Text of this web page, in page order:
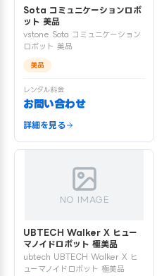
Sota コミュニケーションロボ
ット 美品
vstone Sota コミュニケーション
ロボット 美品
美品
レンタル料金
お問い合わせ
詳細を見る
NO IMAGE
UBTECH Walker X ヒュー
マノイドロボット 極美品
ubtech UBTECH Walker X ヒ
ューマノイドロボット 極美品